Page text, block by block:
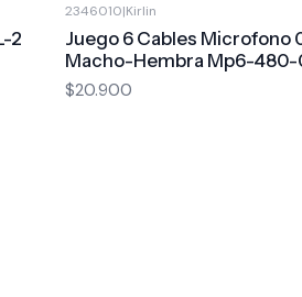
2
2346010|Kirlin
Juego 6 Cables Microfono
Macho-Hembra Mp6-480-
$20.900